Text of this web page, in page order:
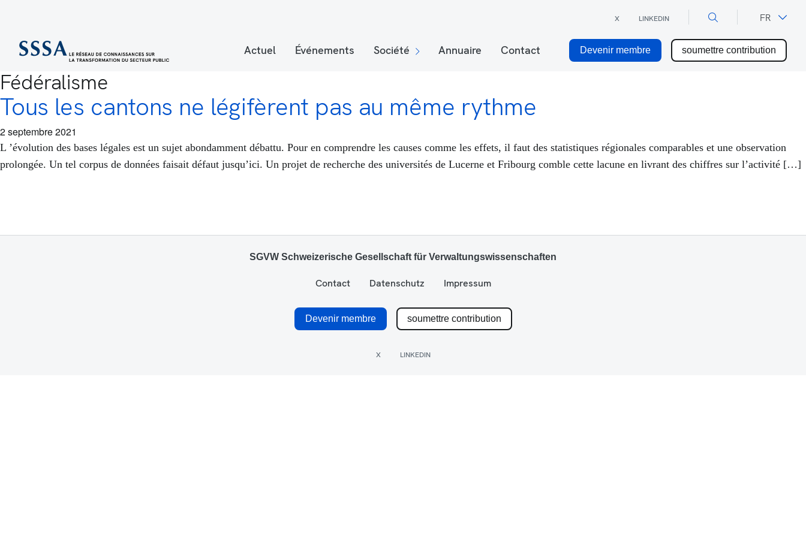
X LINKEDIN DE
FR
Actuel Événements Société Annuaire Contact Devenir membre soumettre contribution
×
Fédéralisme
Tous les cantons ne légifèrent pas au même rythme
2 septembre 2021
L ’évolution des bases légales est un sujet abondamment débattu. Pour en comprendre les causes comme les effets, il faut des statistiques régionales comparables et une observation
prolongée. Un tel corpus de données faisait défaut jusqu’ici. Un projet de recherche des universités de Lucerne et Fribourg comble cette lacune en livrant des chiffres sur l’activité […]
SGVW Schweizerische Gesellschaft für Verwaltungswissenschaften
Contact Datenschutz Impressum
Devenir membre soumettre contribution
X LINKEDIN